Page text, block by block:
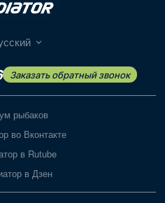
Заказать обратный звонок
рыбаков
во Вконтакте
в Rutube
в Дзен